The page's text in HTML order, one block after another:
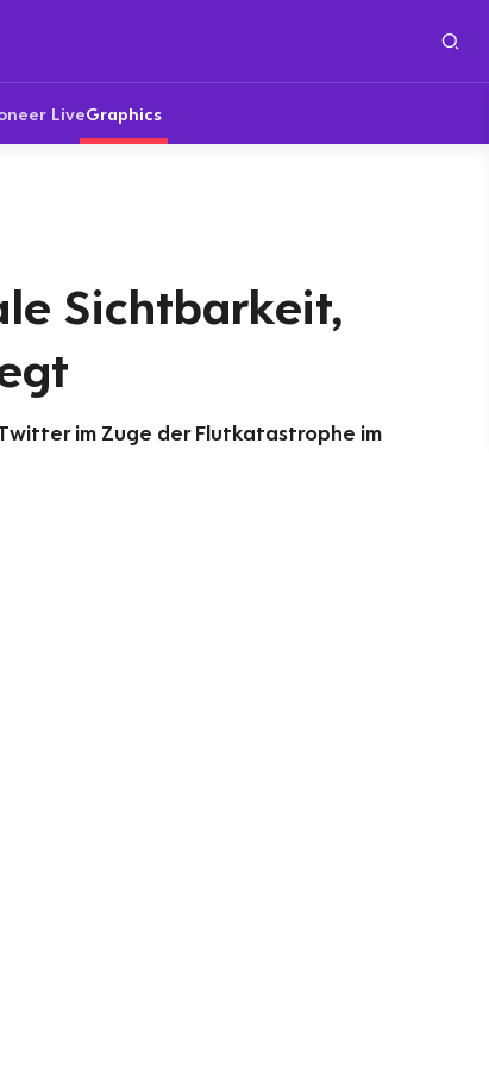
LiveGraphics
Sichtbarkeit,
im Zuge der Flutkatastrophe im